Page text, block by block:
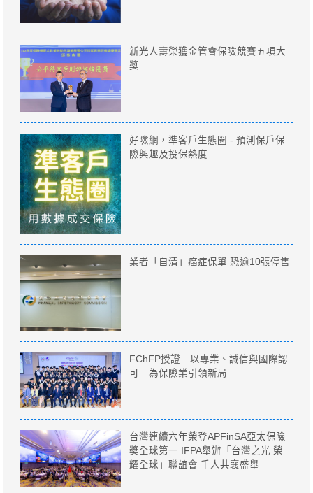
新光人壽榮獲金管會保險競賽五項大
獎
好險網，準客戶生態圈 - 預測保戶保
險興趣及投保熱度
業者「自清」癌症保單 恐逾10張停售
FChFP授證 以專業、誠信與國際認
可 為保險業引領新局
台灣連續六年榮登APFinSA亞太保險
獎全球第一 IFPA舉辦「台灣之光 榮
耀全球」聯誼會 千人共襄盛舉